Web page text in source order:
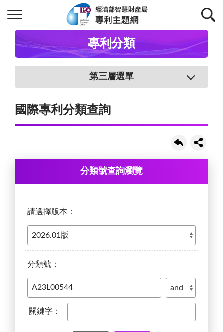
專利分類
第三層選單
國際專利分類查詢
分類號查詢瀏覽
請選擇版本：
分類號：
關鍵字：